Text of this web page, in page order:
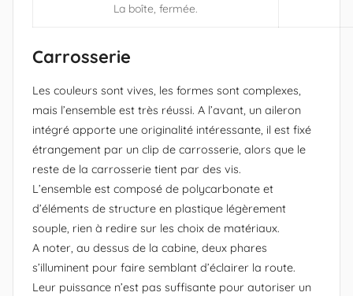
La boîte, fermée.
Carrosserie
Les couleurs sont vives, les formes sont complexes,
mais l’ensemble est très réussi. A l’avant, un aileron
intégré apporte une originalité intéressante, il est fixé
étrangement par un clip de carrosserie, alors que le
reste de la carrosserie tient par des vis.
L’ensemble est composé de polycarbonate et
d’éléments de structure en plastique légèrement
souple, rien à redire sur les choix de matériaux.
A noter, au dessus de la cabine, deux phares
s’illuminent pour faire semblant d’éclairer la route.
Leur puissance n’est pas suffisante pour autoriser un